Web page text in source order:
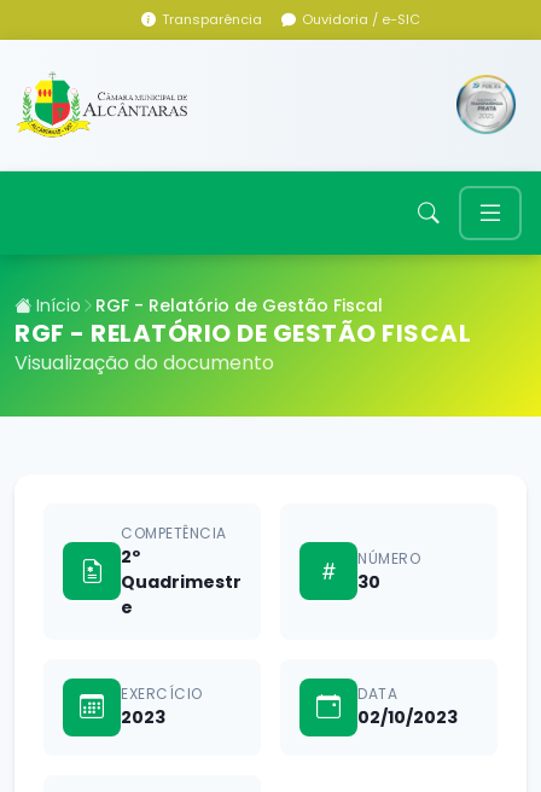
Transparência Ouvidoria / e-SIC
Início RGF - Relatório de Gestão Fiscal
RGF - RELATÓRIO DE GESTÃO FISCAL
Visualização do documento
COMPETÊNCIA
2º
Quadrimestr
e
NÚMERO
30
EXERCÍCIO
2023
DATA
02/10/2023